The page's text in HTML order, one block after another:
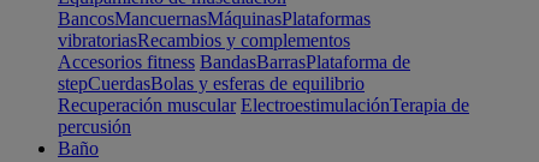
BancosMancuernasMáquinasPlataformas
vibratoriasRecambios y complementos
Accesorios fitness BandasBarrasPlataforma de
stepCuerdasBolas y esferas de equilibrio
Recuperación muscular ElectroestimulaciónTerapia de
percusión
Baño